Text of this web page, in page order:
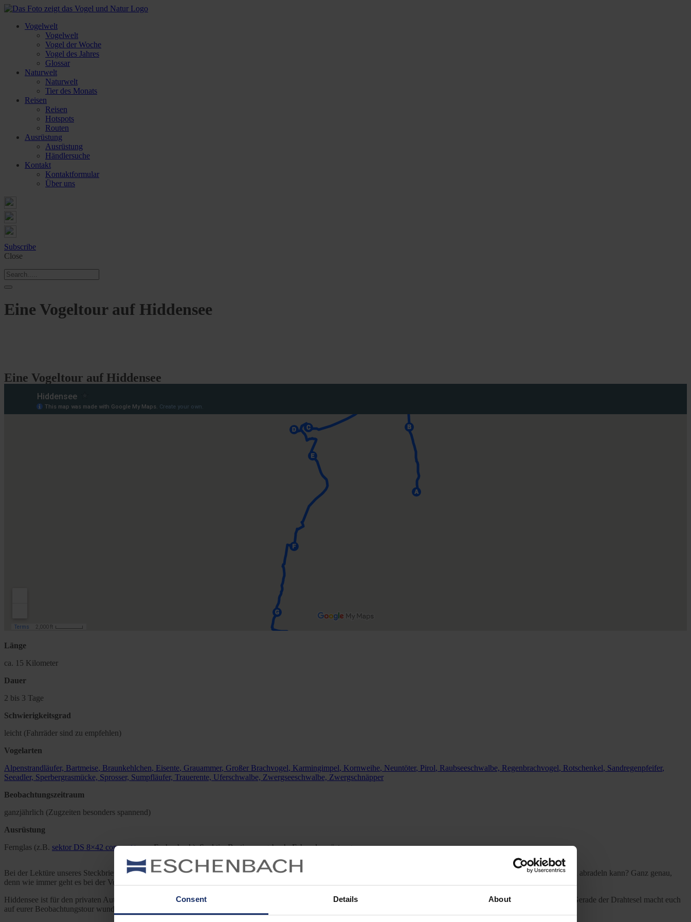
Consent Details About
Vogelwelt
Vogelwelt
Vogel der Woche
Vogel des Jahres
Glossar
Naturwelt
Naturwelt
Tier des Monats
Reisen
Reisen
Hotspots
Routen
Ausrüstung
Ausrüstung
Händlersuche
Kontakt
Kontaktformular
Über uns
Subscribe
Close
Eine Vogeltour auf Hiddensee
Eine Vogeltour auf Hiddensee
Länge
ca. 15 Kilometer
Dauer
2 bis 3 Tage
Schwierigkeitsgrad
leicht (Fahrräder sind zu empfehlen)
Vogelarten
Alpenstrandläufer, Bartmeise, Braunkehlchen, Eisente, Grauammer, Großer Brachvogel, Karmingimpel, Kornweihe, Neuntöter, Pirol, Raubseeschwalbe, Regenbrachvogel, Rotschenkel, Sandregenpfeifer,
Seeadler, Sperbergrasmücke, Sprosser, Sumpfläufer, Trauerente, Uferschwalbe, Zwergseeschwalbe, Zwergschnäpper
Beobachtungszeitraum
ganzjährlich (Zugzeiten besonders spannend)
Ausrüstung
Fernglas (z.B. sektor DS 8×42 compact+von Eschenbach), Spektiv, Bestimmungsbuch, Fahrradausrüstung
Bei der Lektüre unseres Steckbriefes haben einige unter euch vielleicht gestutzt. Zwei bis drei Tage für eine Insel, die man schon an einem Tag komplett von Norden nach Süden abradeln kann? Ganz genau,
denn wie immer geht es bei der Vogelbeobachtung nicht um Schnelligkeit, sondern vor allem um Geduld und eine Prise Glück.
Hiddensee ist für den privaten Autoverkehr gesperrt. Man kommt also im wahrsten Sinne des Wortes nur in Ruhe voran – zu Fuß, mit der Pferdekutsche oder mit dem Fahrrad. Gerade der Drahtesel macht euch
auf eurer Beobachtungstour wunderbar flexibel und bringt euch schnell von A nach B. Also schwingt euch in den Sattel und los geht’s!